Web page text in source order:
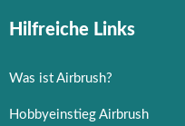
Hilfreiche Links
Was ist Airbrush?
Hobbyeinstieg Airbrush